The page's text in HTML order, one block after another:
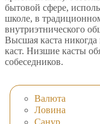
бытовой сфере,
школе, в
внутриэтнического
Высшая каста никогда
каст. Низшие касты
собеседников.
Валюта
Ловина
Санур